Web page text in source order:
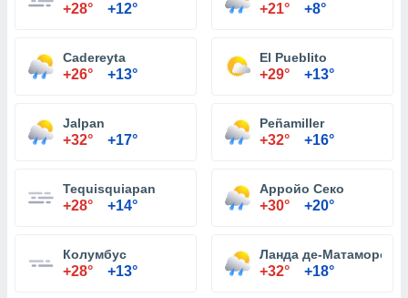
+28° +12° +21° +8°
Cadereyta
+26° +13°
El Pueblito
+29° +13°
Jalpan
+32° +17°
Peñamiller
+32° +16°
Tequisquiapan
+28° +14°
Арройо Секо
+30° +20°
Колумбус
+28° +13°
Ланда де-Матаморос
+32° +18°